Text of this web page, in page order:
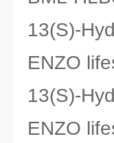
13(S)-
ENZO
13(S)-
ENZO